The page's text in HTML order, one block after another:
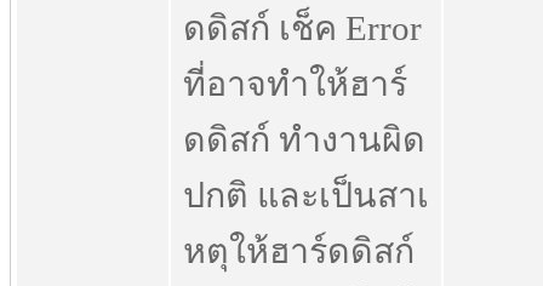
ดดิสก์ เช็ค Error
ที่อาจทำให้ฮาร์
ดดิสก์ ทำงานผิด
ปกติ และเป็นสาเ
หตุให้ฮาร์ดดิสก์